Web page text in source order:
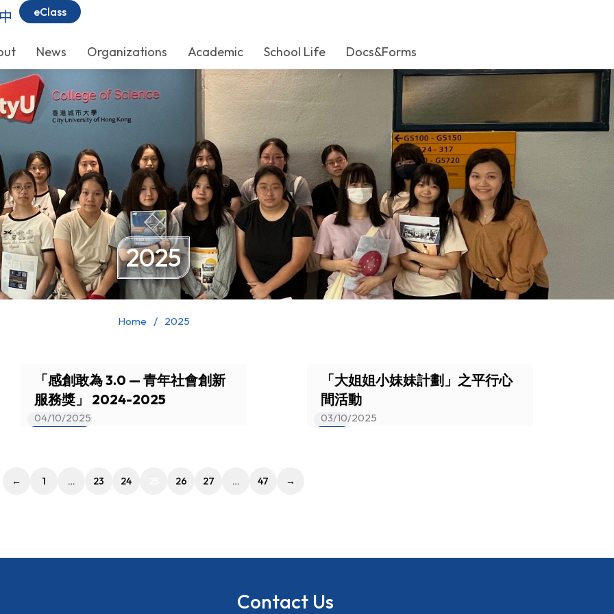
eClass
News Organizations Academic School Life Docs&Forms
2025
Home 2025
Achievements
「感創敢為 3.0 — 青年社會創新
服務獎」 2024-2025
04/10/2025 Events
「大姐姐小妹妹計劃」之平行心
間活動
03/10/2025
← 1 … 23 24 26 27 … 47 →
Contact Us